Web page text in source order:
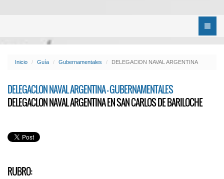
Menú
Inicio Guía Gubernamentales DELEGAClON NAVAL ARGENTINA
DELEGACLON NAVAL ARGENTINA - GUBERNAMENTALES
DELEGACLON NAVAL ARGENTINA EN SAN CARLOS DE BARILOCHE
RUBRO: